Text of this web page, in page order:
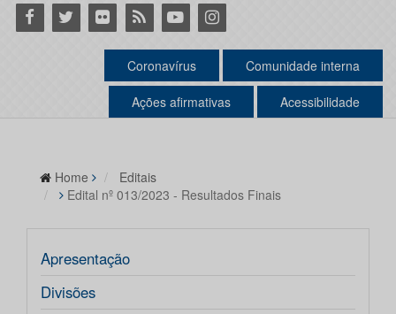
Facebook
Twitter Flickr RSS YoutubeInstagram
Coronavírus Comunidade interna
Ações afirmativas Acessibilidade
Home
Editais
Edital nº 013/2023 - Resultados Finais
Apresentação
Divisões